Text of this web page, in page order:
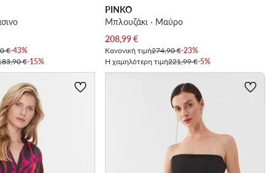
€-43%
€-15%
PINKO
Μπλουζάκι · Μαύρο
Τρέχουσα τιμή
208,99€
Κανονική τιμή274,90 €-23%
Η χαμηλότερη τιμή221,99 €-5%